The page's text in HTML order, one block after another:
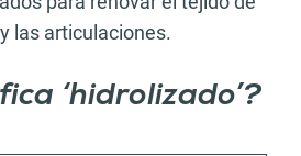
las articulaciones.
‘hidrolizado’?